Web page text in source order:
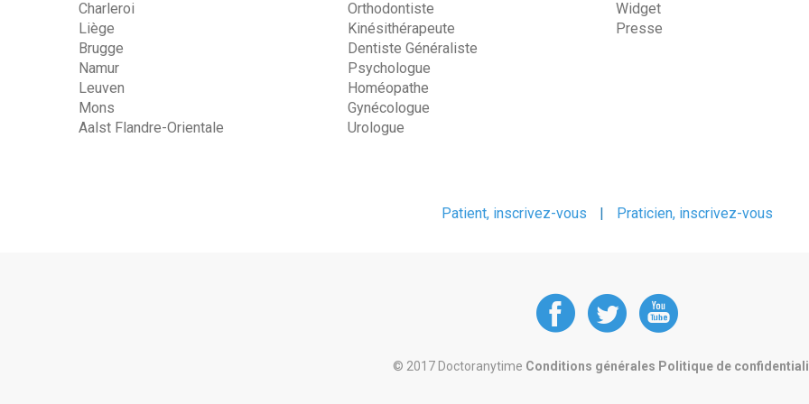
Charleroi
Liège
Brugge
Namur
Leuven
Mons
Aalst Flandre-Orientale
Orthodontiste
Kinésithérapeute
Dentiste Généraliste
Psychologue
Homéopathe
Gynécologue
Urologue
Widget
Presse
Patient, inscrivez-vous Praticien, inscrivez-vous
DoctorAnyTime
at at at
© 2017 Doctoranytime Conditions générales Politique de